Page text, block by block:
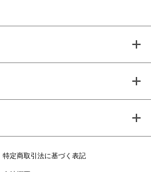
特定商取引法に基づく表記